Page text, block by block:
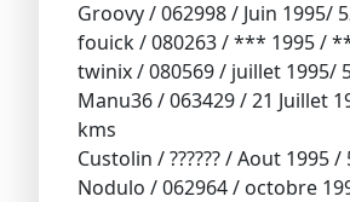
Groovy / 062998 / Juin 1995/
fouick / 080263 / *** 1995 /
twinix / 080569 / juillet 1995/
Manu36 / 063429 / 21 Juillet
kms
Custolin / ?????? / Aout 1995
Nodulo / 062964 / octobre